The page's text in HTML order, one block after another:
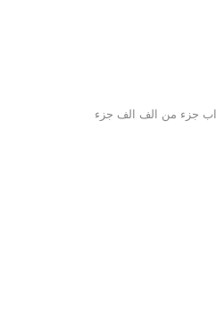
جزء من الف الف جزء